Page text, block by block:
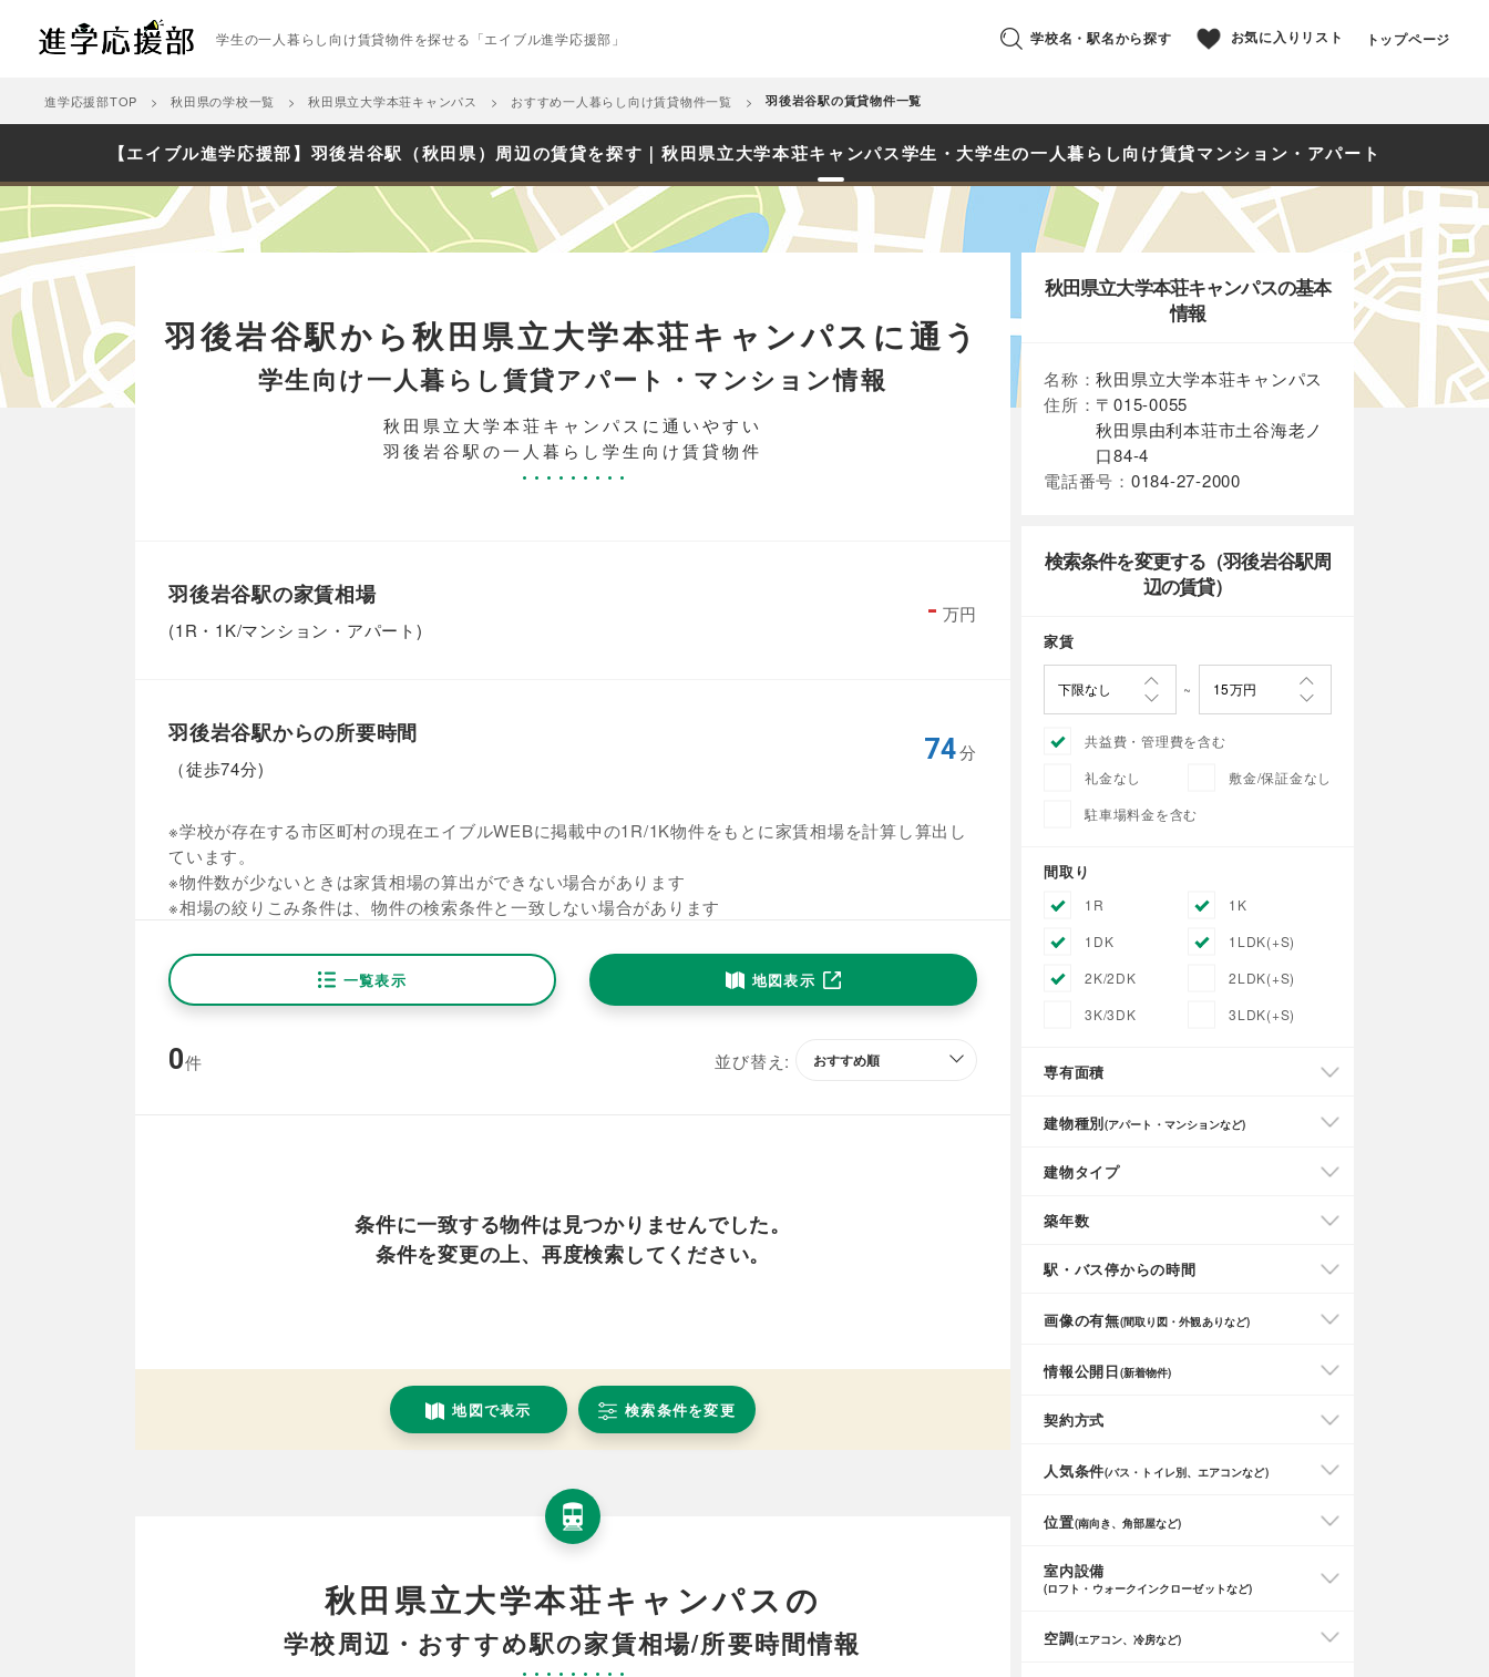
学生の一人暮らし向け賃貸物件を探せる「エイブル進学応援部」 学校名・駅名から探す お気に入りリスト トップページ
進学応援部TOP 秋田県の学校一覧 秋田県立大学本荘キャンパス おすすめ一人暮らし向け賃貸物件一覧 羽後岩谷駅の賃貸物件一覧
【エイブル進学応援部】羽後岩谷駅（秋田県）周辺の賃貸を探す｜秋田県立大学本荘キャンパス学生・大学生の一人暮らし向け賃貸マンション・アパート
羽後岩谷駅から秋田県立大学本荘キャンパスに通う
学生向け一人暮らし賃貸アパート・マンション情報
秋田県立大学本荘キャンパスに通いやすい
羽後岩谷駅の一人暮らし学生向け賃貸物件
羽後岩谷駅の家賃相場
(1R・1K/マンション・アパート)
- 万円
羽後岩谷駅からの所要時間
（徒歩74分)
74分
※学校が存在する市区町村の現在エイブルWEBに掲載中の1R/1K物件をもとに家賃相場を計算し算出し
ています。
※物件数が少ないときは家賃相場の算出ができない場合があります
※相場の絞りこみ条件は、物件の検索条件と一致しない場合があります
一覧表示 地図表示
0件 並び替え:
条件に一致する物件は見つかりませんでした。
条件を変更の上、再度検索してください。
地図で表示 検索条件を変更
秋田県立大学本荘キャンパスの
学校周辺・おすすめ駅の家賃相場/所要時間情報
秋田県立大学本荘キャンパスの基本
情報
名称：秋田県立大学本荘キャンパス
住所： 〒015-0055
秋田県由利本荘市土谷海老ノ
口84-4
電話番号： 0184-27-2000
検索条件を変更する（羽後岩谷駅周
辺の賃貸）
家賃
共益費・管理費を含む
礼金なし
敷金/保証金なし
駐車場料金を含む
間取り
1R
1K
1DK
1LDK(+S)
2K/2DK
2LDK(+S)
3K/3DK
3LDK(+S)
専有面積
建物種別(アパート・マンションなど)
建物タイプ
築年数
駅・バス停からの時間
画像の有無(間取り図・外観ありなど)
情報公開日(新着物件)
契約方式
人気条件(バス・トイレ別、エアコンなど)
位置(南向き、角部屋など)
室内設備
(ロフト・ウォークインクローゼットなど)
空調(エアコン、冷房など)